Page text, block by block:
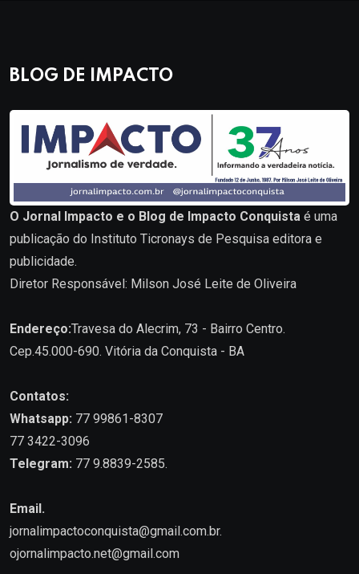
BLOG DE IMPACTO
O Jornal Impacto e o Blog de Impacto Conquista é uma
publicação do Instituto Ticronays de Pesquisa editora e
publicidade.
Diretor Responsável: Milson José Leite de Oliveira
Endereço:Travesa do Alecrim, 73 - Bairro Centro.
Cep.45.000-690. Vitória da Conquista - BA
Contatos:
Whatsapp: 77 99861-8307
77 3422-3096
Telegram: 77 9.8839-2585.
Email.
jornalimpactoconquista@gmail.com.br.
ojornalimpacto.net@gmail.com